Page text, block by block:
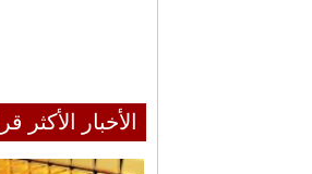
الأخبار الأكثر